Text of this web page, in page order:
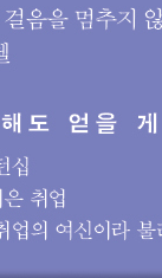
다 쉽다